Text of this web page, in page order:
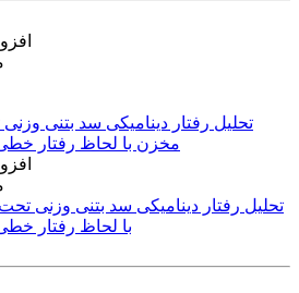
تحلیل رفتار دینامیکی سد بتنی وزنی
با لحاظ رفتار